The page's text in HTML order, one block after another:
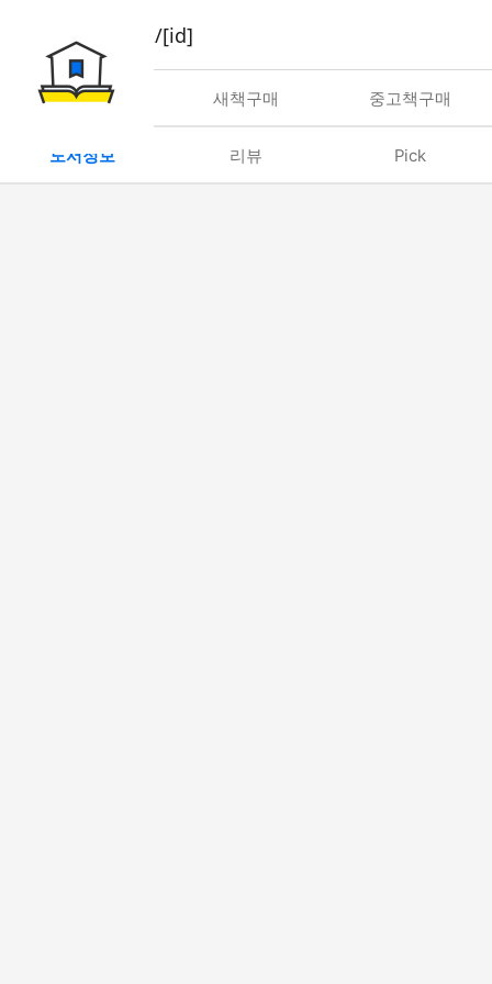
book/rent/[id]
대여 새책구매 중고책구매
도서정보 리뷰 Pick